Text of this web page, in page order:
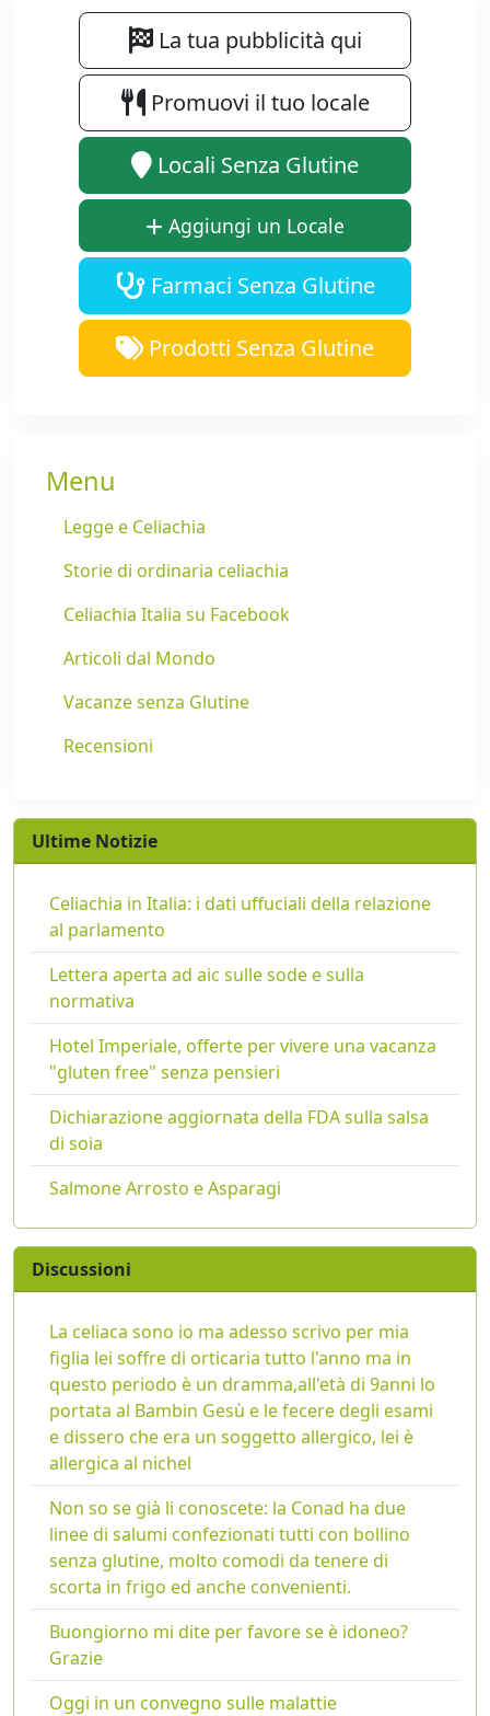
La tua pubblicità qui
Promuovi il tuo locale
Locali Senza Glutine
Aggiungi un Locale
Farmaci Senza Glutine
Prodotti Senza Glutine
Menu
Legge e Celiachia
Storie di ordinaria celiachia
Celiachia Italia su Facebook
Articoli dal Mondo
Vacanze senza Glutine
Recensioni
Ultime Notizie
Celiachia in Italia: i dati uffuciali della relazione
al parlamento
Lettera aperta ad aic sulle sode e sulla
normativa
Hotel Imperiale, offerte per vivere una vacanza
"gluten free" senza pensieri
Dichiarazione aggiornata della FDA sulla salsa
di soia
Salmone Arrosto e Asparagi
Discussioni
La celiaca sono io ma adesso scrivo per mia
figlia lei soffre di orticaria tutto l'anno ma in
questo periodo è un dramma,all'età di 9anni lo
portata al Bambin Gesù e le fecere degli esami
e dissero che era un soggetto allergico, lei è
allergica al nichel
Non so se già li conoscete: la Conad ha due
linee di salumi confezionati tutti con bollino
senza glutine, molto comodi da tenere di
scorta in frigo ed anche convenienti.
Buongiorno mi dite per favore se è idoneo?
Grazie
Oggi in un convegno sulle malattie